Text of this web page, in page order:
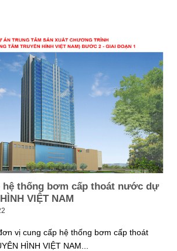
hệ thống bơm cấp thoát nước dự
VIỆT NAM
vị cung cấp hệ thống bơm cấp thoát
HÌNH VIỆT NAM...